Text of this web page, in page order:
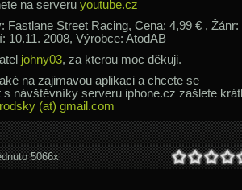
na serveru youtube.cz
Fastlane Street Racing, Cena: 4,99 € , Žánr:
10.11. 2008, Výrobce: AtodAB
johny03, za kterou moc děkuji.
na zajimavou aplikaci a chcete se
s návštěvníky serveru iphone.cz zašlete
(at) gmail.com
5066x